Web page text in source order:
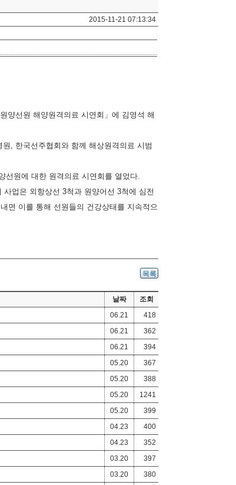
2015-11-21 07:13:34
양선원 해양원격의료 시연회」에 김영석 해
, 한국선주협회와 함께 해상원격의료 시범
원에 대한 원격의료 시연회를 열었다.
업은 외항상선 3척과 원양어선 3척에 심전
면 이를 통해 선원들의 건강상태를 지속적으
목록
날짜
조회
06.21
418
06.21
362
06.21
394
05.20
367
05.20
388
05.20
1241
05.20
399
04.23
400
04.23
352
03.20
397
03.20
380